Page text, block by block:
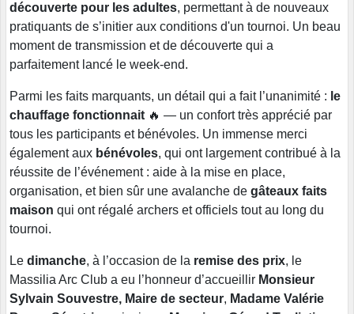
découverte pour les adultes, permettant à de nouveaux
pratiquants de s’initier aux conditions d'un tournoi. Un beau
moment de transmission et de découverte qui a
parfaitement lancé le week-end.
Parmi les faits marquants, un détail qui a fait l’unanimité : le
chauffage fonctionnait 🔥 — un confort très apprécié par
tous les participants et bénévoles. Un immense merci
également aux bénévoles, qui ont largement contribué à la
réussite de l’événement : aide à la mise en place,
organisation, et bien sûr une avalanche de gâteaux faits
maison qui ont régalé archers et officiels tout au long du
tournoi.
Le dimanche, à l’occasion de la remise des prix, le
Massilia Arc Club a eu l’honneur d’accueillir Monsieur
Sylvain Souvestre, Maire de secteur, Madame Valérie